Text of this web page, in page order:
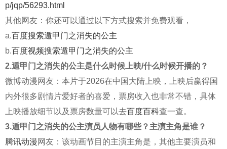
p/jqp/56293.html
其他网友：你还可以通过以下方式搜索并免费观看，
a.百度搜索遁甲门之消失的公主
b.百度视频搜索遁甲门之消失的公主
2.遁甲门之消失的公主是什么时候上映/什么时候开播的？
微博动漫网友：本片于2026在中国大陆上映，上映后赢得国
内外很多剧情片爱好者的喜爱，票房收入也非常不错，具体
上映播放细节以及票房数量可以去百度百科查一查。
3.遁甲门之消失的公主演员人物有哪些？主演主角是谁？
腾讯动漫网友：该动画节目的主演主角是，其他主要演员和